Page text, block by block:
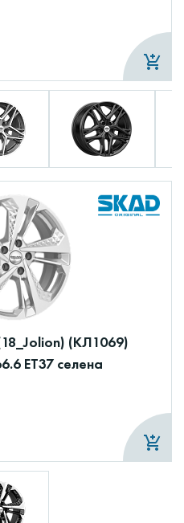
(КЛ1069)
ET37 селена